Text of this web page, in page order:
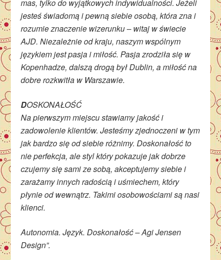
mas, tylko do wyjątkowych indywidualności. Jeżeli
jesteś świadomą i pewną siebie osobą, która zna i
rozumie znaczenie wizerunku – witaj w świecie
AJD. Niezależnie od kraju, naszym wspólnym
językiem jest pasja i miłość. Pasja zrodziła się w
Kopenhadze, dalszą drogą był Dublin, a miłość na
dobre rozkwitła w Warszawie.
DOSKONAŁOŚĆ
Na pierwszym miejscu stawiamy jakość i
zadowolenie klientów. Jesteśmy zjednoczeni w tym
jak bardzo się od siebie różnimy. Doskonałość to
nie perfekcja, ale styl który pokazuje jak dobrze
czujemy się sami ze sobą, akceptujemy siebie i
zarażamy innych radością i uśmiechem, który
płynie od wewnątrz. Takimi osobowościami są nasi
klienci.
Autonomia. Język. Doskonałość – Agi Jensen
Design”.